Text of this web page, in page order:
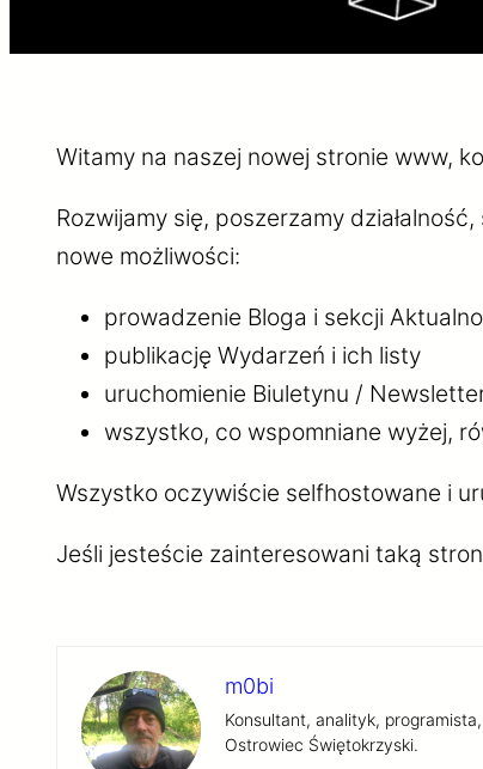
Witamy na naszej nowej stronie www,
Rozwijamy się, poszerzamy
nowe możliwości:
prowadzenie Bloga i sekcji
publikację Wydarzeń i ich listy
uruchomienie Biuletynu /
wszystko, co wspomniane wyżej,
Wszystko oczywiście selfhostowane i
Jeśli jesteście zainteresowani taką
m0bi
Konsultant, analityk,
Ostrowiec Świętokrzyski.